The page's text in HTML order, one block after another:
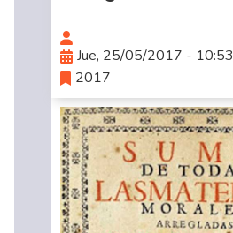
Jue, 25/05/2017 - 10:53
2017